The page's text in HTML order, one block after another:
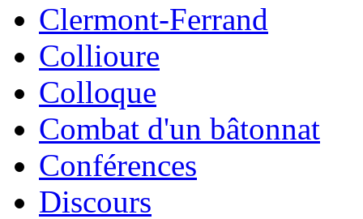
Clermont-Ferrand
Collioure
Colloque
Combat d'un bâtonnat
Conférences
Discours